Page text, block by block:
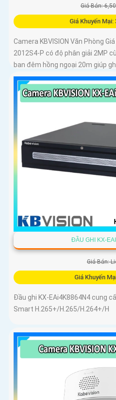
Giá Bán:
Giá Khuyến Mại:
Camera KBVISION Văn Phòng
2012S4-P có độ phân giải 2MP
ban đêm hồng ngoại 20m giúp
Trong bộ camera này còn kèm
ghi hình analog KX-7104T giúp
ngày cho 4 mắt camera
ĐẦU GHI KX-
Giá Bán:
Giá Khuyến
Đầu ghi KX-EAi4K8864N4 cung
Smart H.265+/H.265/H.264+/H